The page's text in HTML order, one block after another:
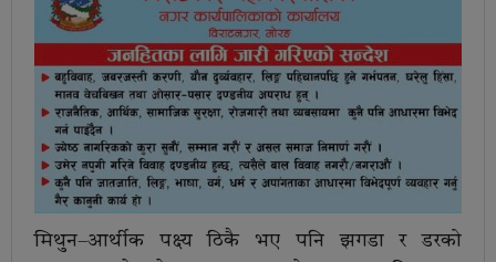
मिथुन–आर्थीक पक्ष्य ठिकै भए पनि झगडा र डरको